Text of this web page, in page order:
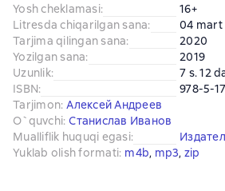
Yosh cheklamasi:
16+
Litresda chiqarilgan sana:
04 mart
Tarjima qilingan sana:
2020
Yozilgan sana:
2019
Uzunlik:
7 s. 12
ISBN:
978-5-
Tarjimon: Алексей Андреев
O`quvchi: Станислав Иванов
Mualliflik huquqi egasi:
Yuklab olish formati: m4b, mp3, zip